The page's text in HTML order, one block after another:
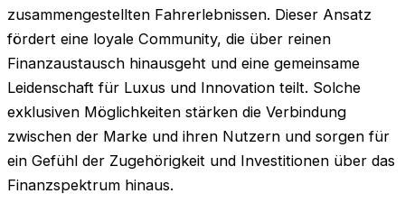
zusammengestellten Fahrerlebnissen. Dieser Ansatz
fördert eine loyale Community, die über reinen
Finanzaustausch hinausgeht und eine gemeinsame
Leidenschaft für Luxus und Innovation teilt. Solche
exklusiven Möglichkeiten stärken die Verbindung
zwischen der Marke und ihren Nutzern und sorgen für
ein Gefühl der Zugehörigkeit und Investitionen über das
Finanzspektrum hinaus.